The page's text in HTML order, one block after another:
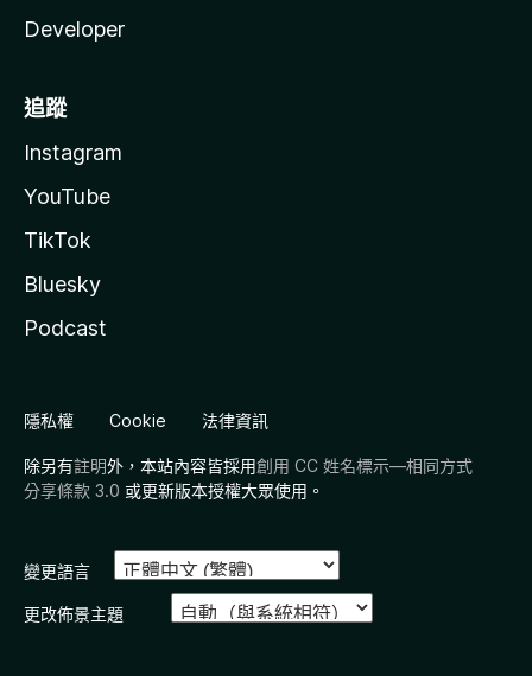
Developer
追蹤
Instagram
YouTube
TikTok
Bluesky
Podcast
隱私權 Cookie 法律資訊
除另有註明外，本站內容皆採用創用 CC 姓名標示—相同方式
分享條款 3.0 或更新版本授權大眾使用。
變更語言
更改佈景主題